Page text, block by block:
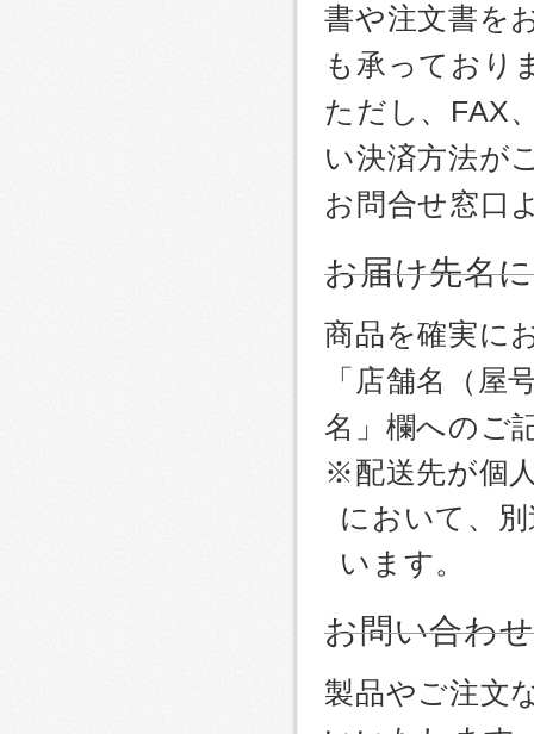
書や注文書を
も承っており
ただし、FAX
い決済方法が
お問合せ窓口
お届け先名
商品を確実に
「店舗名（屋
名」欄へのご
※配送先が個
において、
います。
お問い合わせ
製品やご注文